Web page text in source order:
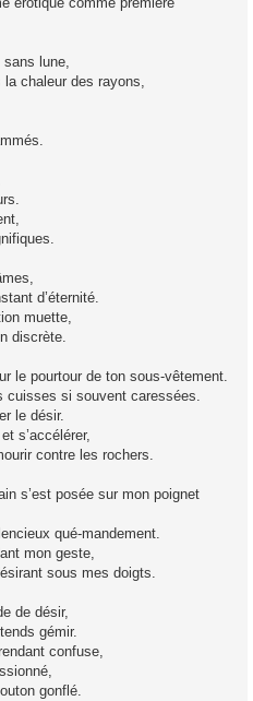
sans lune,
la chaleur des rayons,
d’éternité.
muette,
discrète.
le pourtour de ton sous-vêtement.
cuisses si souvent caressées.
le désir.
s’accélérer,
contre les rochers.
s’est posée sur mon poignet
qué-mandement.
mon geste,
sous mes doigts.
de désir,
gémir.
confuse,
gonflé.